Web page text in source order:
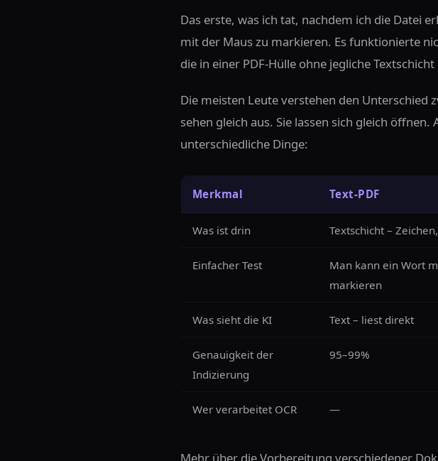
Das erste, was ich tat, nachdem ich die Datei
mit der Maus zu markieren. Es funktionierte
die in einer PDF-Hülle ohne jegliche
Die meisten Leute verstehen den Unterschied
sehen gleich aus. Sie lassen sich gleich
unterschiedliche Dinge:
Merkmal Text-PDF
Was ist drin Textschicht –
Einfacher Test
Man kann ein Wort
markieren
Was sieht die KI Text – liest direkt
Genauigkeit der
Indizierung
95–99%
Wer verarbeitet OCR —